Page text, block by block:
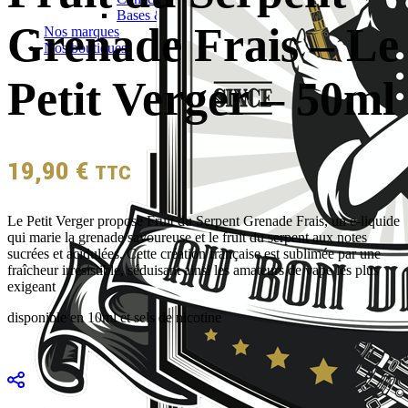
Bases & boosters
Nos marques
Nos boutiques
Grenade Frais – Le
Petit Verger – 50ml
19,90 € TTC
Le Petit Verger propose Fruit du Serpent Grenade Frais, un e-liquide
qui marie la grenade savoureuse et le fruit du serpent aux notes
sucrées et acidulées. Cette création française est sublimée par une
fraîcheur irrésistible, séduisant ainsi les amateurs de vape les plus
exigeant
disponible en 10ml et sels de nicotine